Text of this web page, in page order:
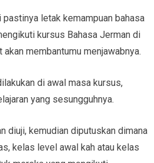
letak kemampuan bahasa
kursus Bahasa Jerman di
membantumu menjawabnya.
di awal masa kursus,
yang sesungguhnya.
diuji, kemudian diputuskan dimana
kelas level awal kah atau kelas